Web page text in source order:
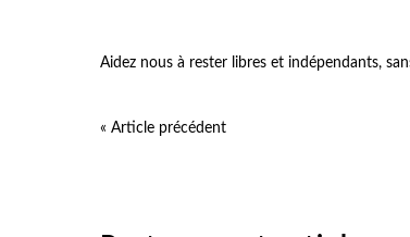
Aidez nous à rester libres et indépendants,
« Article précédent